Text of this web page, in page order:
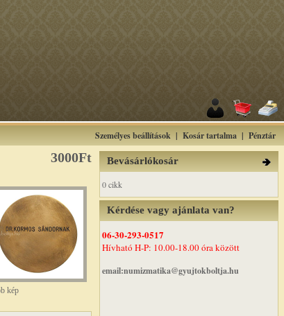
Személyes beállítások | Kosár tartalma | Pénztár
3000Ft
kép
Bevásárlókosár
0 cikk
Kérdése vagy ajánlata van?
06-30-293-0517
Hívható H-P: 10.00-18.00 óra között
email:numizmatika@gyujtokboltja.hu